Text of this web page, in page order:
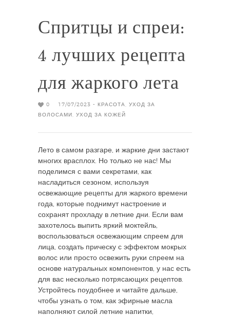
Спритцы и спреи:
4 лучших рецепта
для жаркого лета
0 17/07/2023 - КРАСОТА
УХОД ЗА
ВОЛОСАМИ
УХОД ЗА КОЖЕЙ
Лето в самом разгаре, и жаркие дни застают
многих врасплох. Но только не нас! Мы
поделимся с вами секретами, как
насладиться сезоном, используя
освежающие рецепты для жаркого времени
года, которые поднимут настроение и
сохранят прохладу в летние дни. Если вам
захотелось выпить яркий моктейль,
воспользоваться освежающим спреем для
лица, создать прическу с эффектом мокрых
волос или просто освежить руки спреем на
основе натуральных компонентов, у нас есть
для вас несколько потрясающих рецептов.
Устройтесь поудобнее и читайте дальше,
чтобы узнать о том, как эфирные масла
наполняют силой летние напитки,